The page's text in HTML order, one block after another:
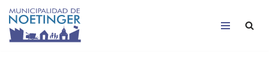
Saltar